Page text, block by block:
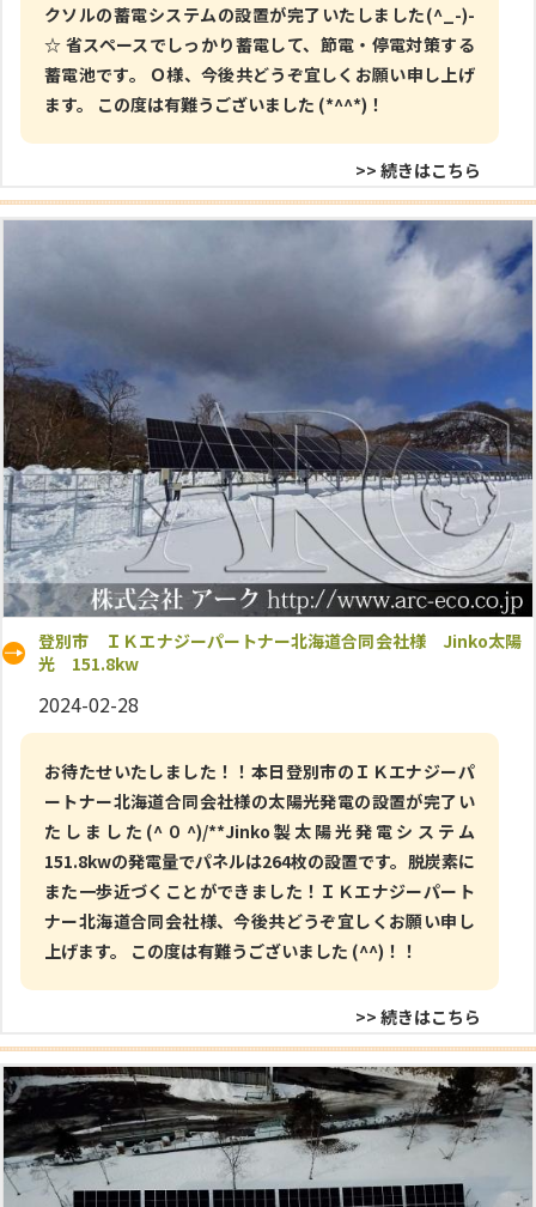
クソルの蓄電システムの設置が完了いたしました(^_-)-
☆ 省スペースでしっかり蓄電して、節電・停電対策する
蓄電池です。 Ｏ様、今後共どうぞ宜しくお願い申し上げ
ます。 この度は有難うございました (*^^*)！
>> 続きはこちら
登別市 ＩＫエナジーパートナー北海道合同会社様 Jinko太陽
光 151.8kw
2024-02-28
お待たせいたしました！！本日登別市のＩＫエナジーパ
ートナー北海道合同会社様の太陽光発電の設置が完了い
たしました(^０^)/**Jinko製太陽光発電システム
151.8kwの発電量でパネルは264枚の設置です。脱炭素に
また一歩近づくことができました！ＩＫエナジーパート
ナー北海道合同会社様、今後共どうぞ宜しくお願い申し
上げます。 この度は有難うございました (^^)！！
>> 続きはこちら